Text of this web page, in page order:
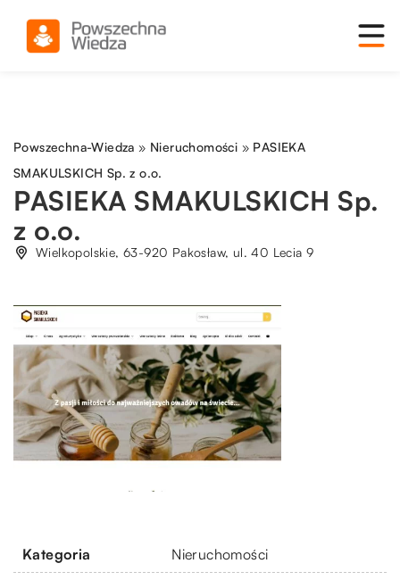
Powszechna-Wiedza » Nieruchomości » PASIEKA
SMAKULSKICH Sp. z o.o.
PASIEKA SMAKULSKICH Sp.
z o.o.
Wielkopolskie, 63-920 Pakosław, ul. 40 Lecia 9
Kategoria Nieruchomości